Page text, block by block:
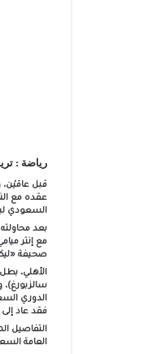
رياضة :
قبل عامَيْن،
عقده مع
السعودي
بعد
صحيفة
سالزبورغ)،
فقد عاد إلى
العامة